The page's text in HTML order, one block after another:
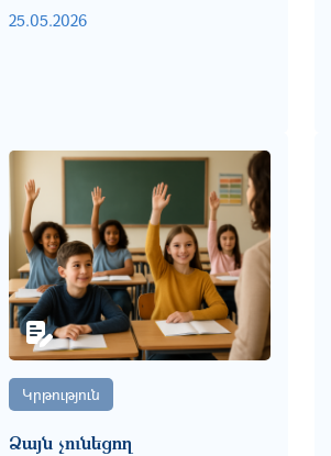
25.05.2026
Կրթություն
Ձայն չունեցող